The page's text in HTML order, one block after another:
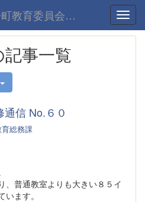
埼玉県 大里郡 寄居町教育委員会-home
事一覧
信 No.６０
総務課
、普通教室よりも大きい８５イ
ます。